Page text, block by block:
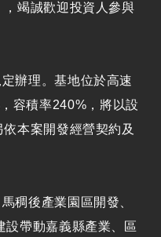
竭誠歡迎投資人參與
辦理。基地位於高速
容積率240%，將以設
本案開發經營契約及
稠後產業園區開發、
設帶動嘉義縣產業、區